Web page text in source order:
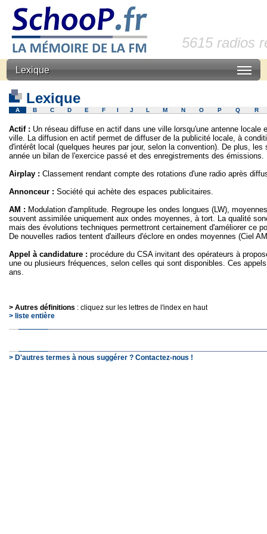
5615 radios
Lexique
Lexique
A B C D E F I J L M N O P Q R
Actif : Un réseau diffuse en actif dans une ville lorsqu'une antenne locale
ville. La diffusion en actif permet de diffuser de la publicité locale, à
d'intérêt local (quelques heures par jour, selon la convention). De plus,
année un bilan de l'exercice passé et des enregistrements des émissions.
Airplay : Classement rendant compte des rotations d'une radio après
Annonceur : Société qui achète des espaces publicitaires.
AM : Modulation d'amplitude. Regroupe les ondes longues (LW),
souvent assimilée uniquement aux ondes moyennes, à tort. La qualité
mais des évolutions techniques permettront certainement d'améliorer ce
De nouvelles radios tentent d'ailleurs d'éclore en ondes moyennes (Ciel
Appel à candidature : procédure du CSA invitant des opérateurs à
une ou plusieurs fréquences, selon celles qui sont disponibles. Ces
ans.
> Autres définitions : cliquez sur les lettres de l'index en haut
> liste entière
> D'autres termes à nous suggérer ? Contactez-nous !